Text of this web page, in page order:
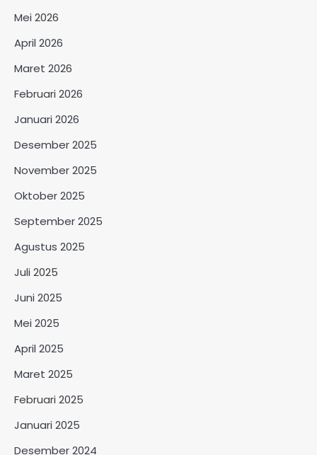
Mei 2026
April 2026
Maret 2026
Februari 2026
Januari 2026
Desember 2025
November 2025
Oktober 2025
September 2025
Agustus 2025
Juli 2025
Juni 2025
Mei 2025
April 2025
Maret 2025
Februari 2025
Januari 2025
Desember 2024